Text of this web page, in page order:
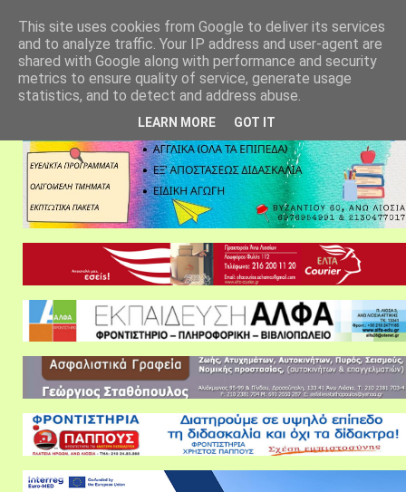
This site uses cookies from Google to deliver its services
and to analyze traffic. Your IP address and user-agent are
shared with Google along with performance and security
metrics to ensure quality of service, generate usage
statistics, and to detect and address abuse.
LEARN MORE GOT IT